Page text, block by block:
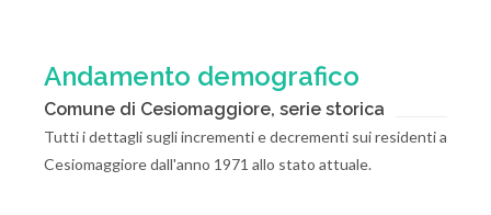
Andamento demografico
Comune di Cesiomaggiore, serie storica
Tutti i dettagli sugli incrementi e decrementi sui residenti a
Cesiomaggiore dall'anno 1971 allo stato attuale.